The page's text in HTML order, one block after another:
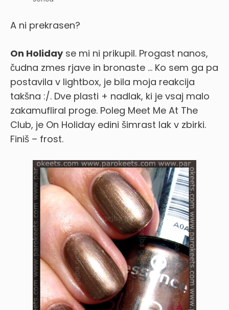
A ni prekrasen?
On Holidayse mi ni prikupil. Progast nanos,
čudna zmes rjave in bronaste … Ko sem ga pa
postavila v lightbox, je bila moja reakcija
takšna :/. Dve plasti + nadlak, ki je vsaj malo
zakamufliral proge. Poleg Meet Me At The
Club, je On Holiday edini šimrast lak v zbirki.
Finiš – frost.